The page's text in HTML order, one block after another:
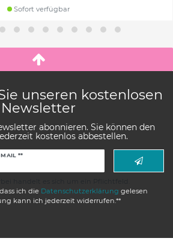
Sofort verfügbar
unseren kostenlosen
Newsletter
abonnieren. Sie können den
kostenlos abbestellen.
MAIL **
ich die Daten­schutz­erklärung gelesen
kann ich jederzeit widerrufen.**